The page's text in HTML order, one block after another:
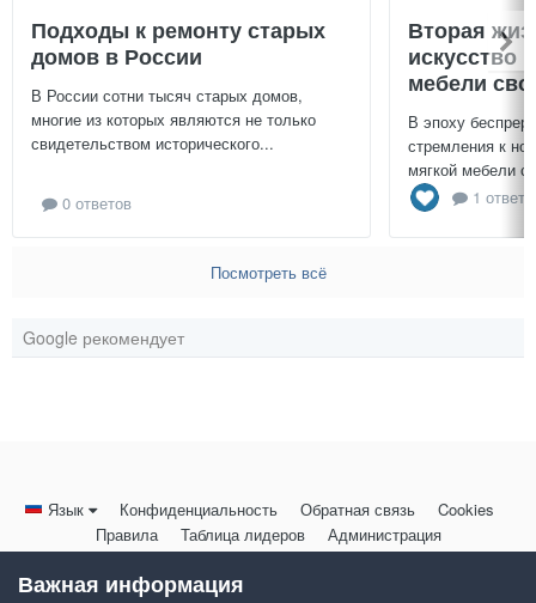
Подходы к ремонту старых
домов в России
В России сотни тысяч старых домов,
многие из которых являются не только
свидетельством исторического...
0 ответов
Вторая
искусство
мебели
В эпоху
стремления к
мягкой мебели
1 ответ
Посмотреть всё
Google рекомендует
Язык Конфиденциальность Обратная связь
Cookies
Правила
Таблица лидеров Администрация
Powered by Invision Community
Важная информация